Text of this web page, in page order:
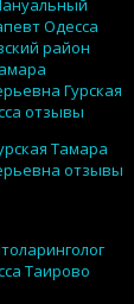
Одесса
район
Гурская
отзывы
Тамара
отзывы
Таирово